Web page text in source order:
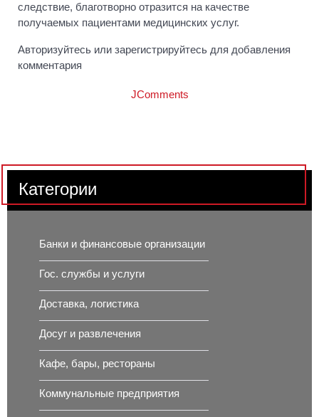
следствие, благотворно отразится на качестве
получаемых пациентами медицинских услуг.
Авторизуйтесь или зарегистрируйтесь для добавления
комментария
JComments
Категории
Банки и финансовые организации
Гос. службы и услуги
Доставка, логистика
Досуг и развлечения
Кафе, бары, рестораны
Коммунальные предприятия